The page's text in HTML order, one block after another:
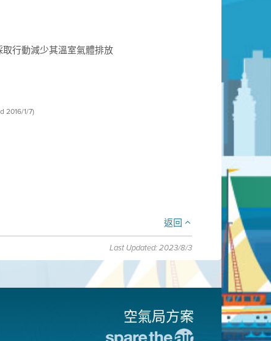
行動減少其溫室氣體排放
2016/1/7)
返回
Last Updated: 2023/8/3
空氣局方案